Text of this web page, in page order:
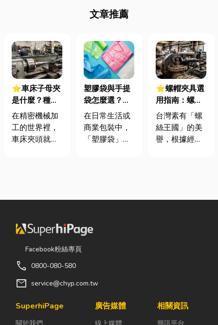
文章推薦
⭐車床子母夾
是什麼？種
類、規格挑選
與台灣採購推
薦完整指南
在精密機械加
工的世界裡，
車床夾頭就像
的工件。然
到少量多樣、
異形材或精密
棒材的訂單
往往需要耗費
大量時間拆裝
這時，車床子
塑膠袋與手提
袋怎麼選？材
質、用途與耐
重度一次看懂
在日常生活或
商業包裝中，
「塑膠袋」與
具，但實際上
景上，其實差
性，還可能造
商品損壞。 這
⭐螺帽夾具選
用指南：螺母
挾具頻繁耗
損？3大關鍵
提升扣件成型
台灣素有「螺
絲王國」的美
譽，根據經濟
額高達 42.1
日益嚴苛的趨
Facebook粉絲專頁
call 0800-080-580
mail service@chyp.com.tw
SuperhiPage
關於我們
廣告媒體
線上媒體
相關資訊
簡訊平台